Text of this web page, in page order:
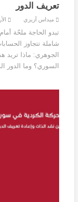
تعريف الدور
ميداس آزيزي
تبدو الحاجة ملحّة
شاملة تتجاوز
الجوهري: ماذا
السوري؟ وما الدور